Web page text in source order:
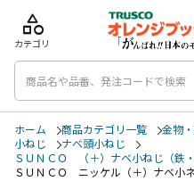
category
カテゴリ
ホーム 商品カテゴリ一覧 金物
小ねじ
ナベ頭小ねじ
ＳＵＮＣＯ （＋）ナベ小ねじ（鉄・
ＳＵＮＣＯ ニッケル（＋）ナベ